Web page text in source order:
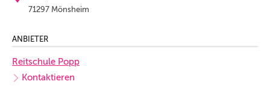
71297 Mönsheim
ANBIETER
Reitschule Popp
Kontaktieren